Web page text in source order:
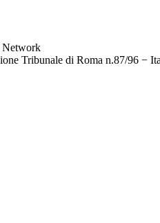
Network
Tribunale di Roma n.87/96 −